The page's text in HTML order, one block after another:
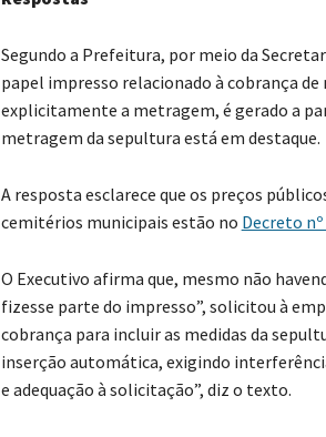
Segundo a Prefeitura, por meio da
papel impresso relacionado à cobrança
explicitamente a metragem, é gerado a
metragem da sepultura está em destaque.
A resposta esclarece que os preços
cemitérios municipais estão no Decreto nº
O Executivo afirma que, mesmo não
fizesse parte do impresso”, solicitou à
cobrança para incluir as medidas da
inserção automática, exigindo
e adequação à solicitação”, diz o texto.